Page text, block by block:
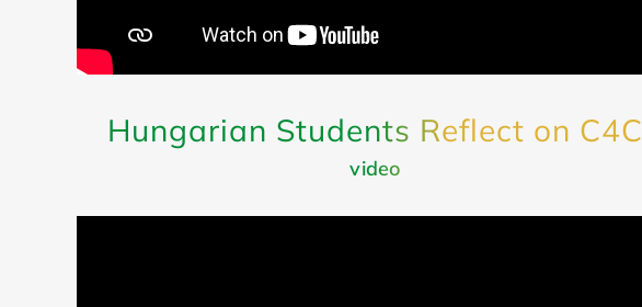
Hungarian Students Reflect on C4C
video